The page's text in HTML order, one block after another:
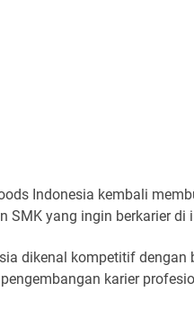
Indonesia kembali
SMK yang ingin berkarier di
dikenal kompetitif dengan
karier